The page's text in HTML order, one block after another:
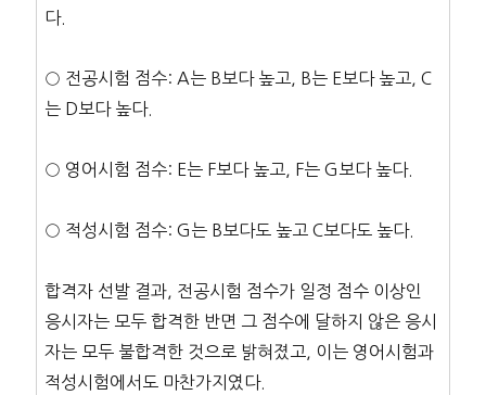
다.
○ 전공시험 점수: A는 B보다 높고, B는 E보다 높고, C
는 D보다 높다.
○ 영어시험 점수: E는 F보다 높고, F는 G보다 높다.
○ 적성시험 점수: G는 B보다도 높고 C보다도 높다.
합격자 선발 결과, 전공시험 점수가 일정 점수 이상인
응시자는 모두 합격한 반면 그 점수에 달하지 않은 응시
자는 모두 불합격한 것으로 밝혀졌고, 이는 영어시험과
적성시험에서도 마찬가지였다.